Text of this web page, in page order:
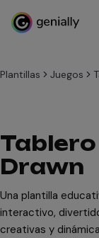
Plantillas Juegos
Drawn
Una plantilla
interactivo,
creativas y